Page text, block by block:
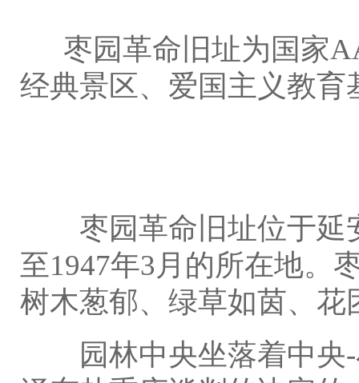
枣园革命旧址为国家
经典景区、爱国主义教育
枣园革命旧址位于延安
至1947年3月的所在地。
树木葱郁、绿草如茵、花
园林中央坐落着中央-